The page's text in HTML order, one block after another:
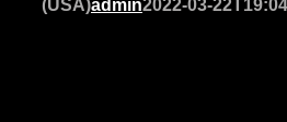
(USA)admin2022-03-